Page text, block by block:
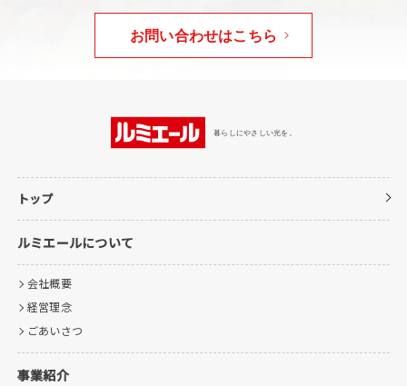
お問い合わせはこちら
暮らしにやさしい光を。
トップ
ルミエールについて
会社概要
経営理念
ごあいさつ
事業紹介